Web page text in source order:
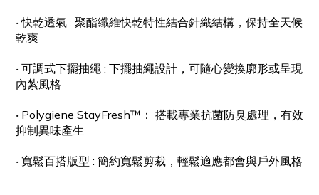
‧ 快乾透氣 : 聚酯纖維快乾特性結合針織結構，保持全天候
乾爽
‧ 可調式下擺抽繩 : 下擺抽繩設計，可隨心變換廓形或呈現
內紮風格
‧ Polygiene StayFresh™： 搭載專業抗菌防臭處理，有效
抑制異味產生
‧ 寬鬆百搭版型 : 簡約寬鬆剪裁，輕鬆適應都會與戶外風格